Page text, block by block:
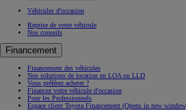
Véhicules d'occasion
Reprise de votre véhicule
Nos conseils
Financement
Financement des véhicules
Nos solutions de location en LOA ou LLD
Vous préférez acheter ?
Financez votre véhicule d'occasion
Pour les Professionnels
Espace client Toyota Financement (Opens in new